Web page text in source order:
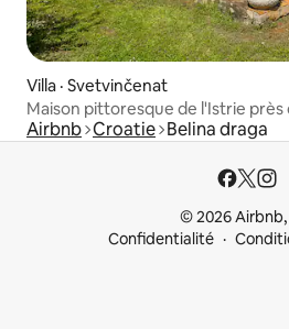
Villa · Svetvinčenat
Maison pittoresque de l'Istrie
Airbnb Croatie Belina draga
© 2026 Airbnb,
Confidentialité